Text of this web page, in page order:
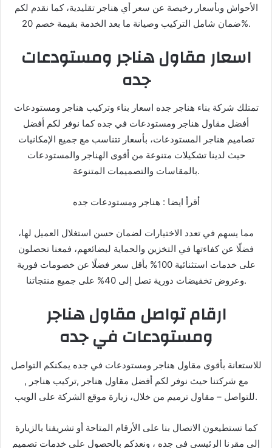
الأحواش وبأسعار رخيصة عن سعر أي هناجر تقليدية، كما نقدم لكم
ضمان شامل التركيب وصيانة ما بعد الخدمة بقيمة خصم 20%.
اسعار مقاول هناجر ومستودعات
جده
تمتلك شركة بناء هناجر جده اسعار بناء وتركيب هناجر ومستودعات
أفضل مقاول هناجر ومستودعات في جده كما نوفر لكم أفضل
تصاميم هناجر المستودعات، بأسعار تتناسب مع جميع الإمكانيات
حيث لدينا تشكيلات متنوعة من أقوى الهناجر والمستودعات
بالمقاسات والتصميمات المتنوعة.
أقرأ ايضا : هناجر ومستودعات جده
مما يسهم في تعدد الاختيارات لضمان حسن استغلال العميل لها،
فضلًا عن كفاءتها في التخزين والحماية لبضائعهم، فمعنا تحصلون
على خدمات استثنائية 100% بأقل سعر فضلًا عن خصومات فورية
وعروض تخفيضات دورية تصل إلى 40% على جميع منتجاتنا.
ارقام تواصل مقاول هناجر
ومستودعات في جده
للاستعانة بأقوى مقاول هناجر ومستودعات في جده يمكنكم التواصل
مع شركتنا حيث نوفر لكم أفضل مقاول هناجر ,تركيب هناجر ,
للتواصل – مقاول ترميم من خلال، زيارة موقع الشركة على الويب.
كما تستطيعون الاتصال بنا على الأرقام المتاحة أو تشريفنا بالزيارة
إلى مقرنا الرئيسي في جده ، ونعدكم بالحصول على خدمات تصميم